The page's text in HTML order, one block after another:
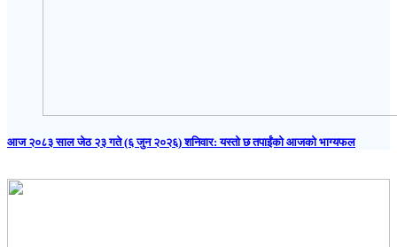
आज २०८३ साल जेठ २३ गते (६ जुन २०२६) शनिवार: यस्तो छ तपाईंको आजको भाग्यफल